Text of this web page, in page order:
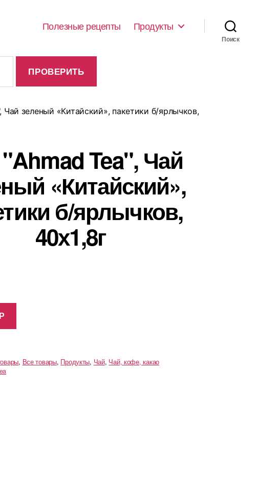
Полезные рецепты Продукты
Поиск
Чай зеленый «Китайский», пакетики б/ярлычков,
Tea", Чай
«Китайский»,
б/ярлычков,
40х1,8г
, Все товары, Продукты, Чай, Чай, кофе, какао